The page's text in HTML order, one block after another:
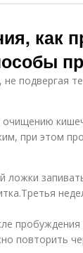
как
подвергая
при этом
повторить